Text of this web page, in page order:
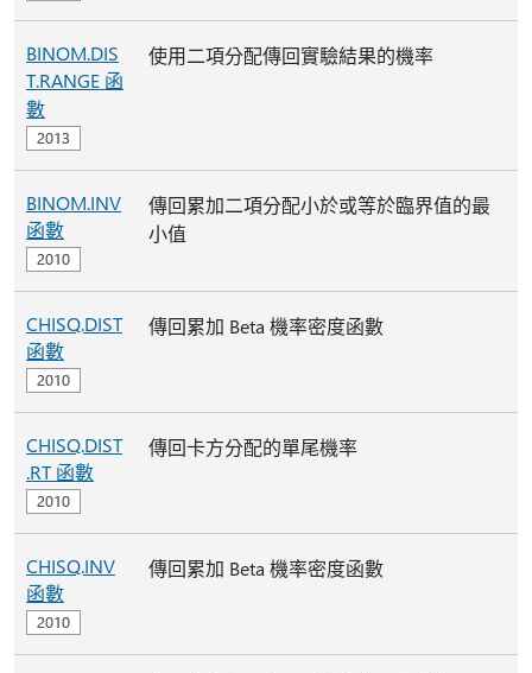
BINOM.DIS
T.RANGE 函
數
使用二項分配傳回實驗結果的機率
BINOM.INV
函數
傳回累加二項分配小於或等於臨界值的最
小值
CHISQ.DIST
函數
傳回累加 Beta 機率密度函數
CHISQ.DIST
.RT 函數
傳回卡方分配的單尾機率
CHISQ.INV
函數
傳回累加 Beta 機率密度函數